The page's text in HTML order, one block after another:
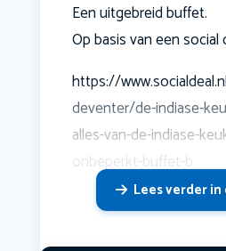
Een uitgebreid buffet.
Op basis van een social
https://
deventer/de-indiase-
alles-van-de-indiase-
onbeperkt-buffet-b
Lees verder in